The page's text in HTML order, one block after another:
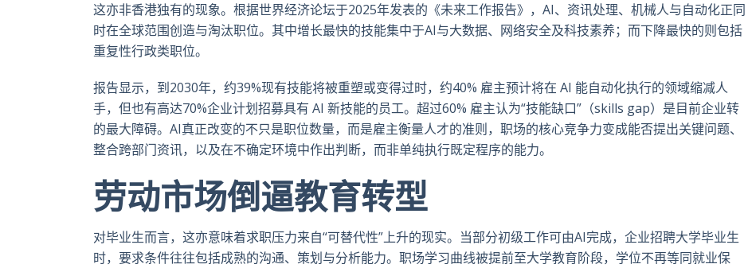
这亦非香港独有的现象。根据世界经济论坛于2025年发表的《未来工作报告》，AI、资讯处理、机械人与自动化正同
时在全球范围创造与淘汰职位。其中增长最快的技能集中于AI与大数据、网络安全及科技素养；而下降最快的则包括
重复性行政类职位。
报告显示，到2030年，约39%现有技能将被重塑或变得过时，约40% 雇主预计将在 AI 能自动化执行的领域缩减人
手，但也有高达70%企业计划招募具有 AI 新技能的员工。超过60% 雇主认为“技能缺口”（skills gap）是目前企业转
的最大障碍。AI真正改变的不只是职位数量，而是雇主衡量人才的准则，职场的核心竞争力变成能否提出关键问题、
整合跨部门资讯，以及在不确定环境中作出判断，而非单纯执行既定程序的能力。
劳动市场倒逼教育转型
对毕业生而言，这亦意味着求职压力来自“可替代性”上升的现实。当部分初级工作可由AI完成，企业招聘大学毕业生
时，要求条件往往包括成熟的沟通、策划与分析能力。职场学习曲线被提前至大学教育阶段，学位不再等同就业保